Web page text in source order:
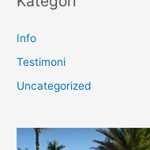
Info
Testimoni
Uncategorized